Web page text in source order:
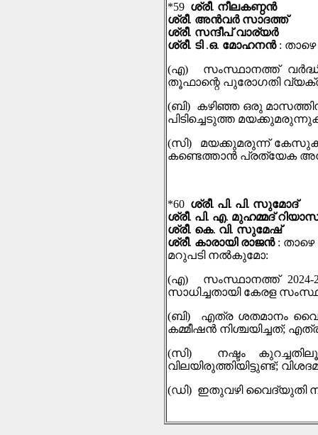
*59 ശ്രീ. നീലകണ്ഠൻ
ശ്രീ. അൻവർ സാദത്ത്
ശ്രീ. സന്ദീപ് വാര്യർ
ശ്രീ. ടി .ഒ. മോഹനൻ :
(എ) സംസ്ഥാനത്ത്
തൂഫാന്റെ പുരോഗതി
(ബി) കഴിഞ്ഞ ഒരു
പിടിച്ചെടുത്ത
(സി) മയക്കുമരുന്ന്
കണ്ടെത്താൻ പ്രത്യേക
*60 ശ്രീ. പി. പി. സുമോദ്
ശ്രീ. പി. എ. മുഹമ്മദ്
ശ്രീ. കെ. വി. സുമേഷ്
ശ്രീ. കാരായി രാജൻ :
മറുപടി നല്‍കുമോ:
(എ) സംസ്ഥാനത്ത് 2024-
സാധിച്ചതായി കേരള
(ബി) എത്ര ശതമാനം
കമ്മീഷന്‍ നിശ്ചയിച്ചത്; എത്ര
(സി) നഷ്ടം
വിലയിരുത്തിയിട്ടുണ്ട്;
(ഡി) ഇതുവഴി വൈദ്യുതി